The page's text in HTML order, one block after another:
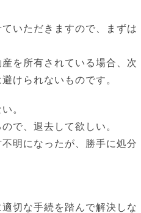
いただきますので、まずは
を所有されている場合、次
けられないものです。
。
で、退去して欲しい。
明になったが、勝手に処分
切な手続を踏んで解決しな